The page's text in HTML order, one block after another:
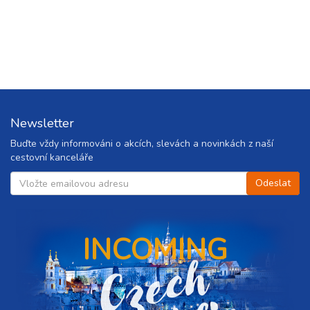
Newsletter
Buďte vždy informováni o akcích, slevách a novinkách z naší
cestovní kanceláře
INCOMING
C
z
e
c
h
r
e
p
u
b
l
i